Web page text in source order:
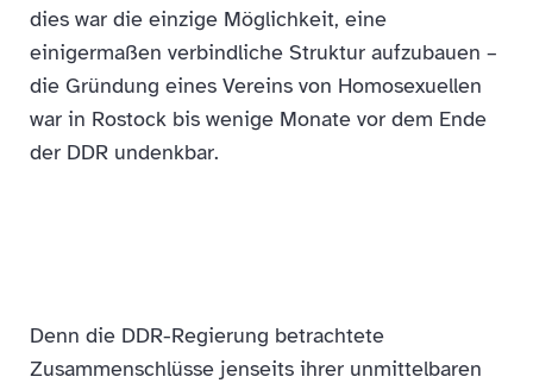
dies war die einzige Möglichkeit, eine
einigermaßen verbindliche Struktur aufzubauen –
die Gründung eines Vereins von Homosexuellen
war in Rostock bis wenige Monate vor dem Ende
der DDR undenkbar.
Denn die DDR-Regierung betrachtete
Zusammenschlüsse jenseits ihrer unmittelbaren